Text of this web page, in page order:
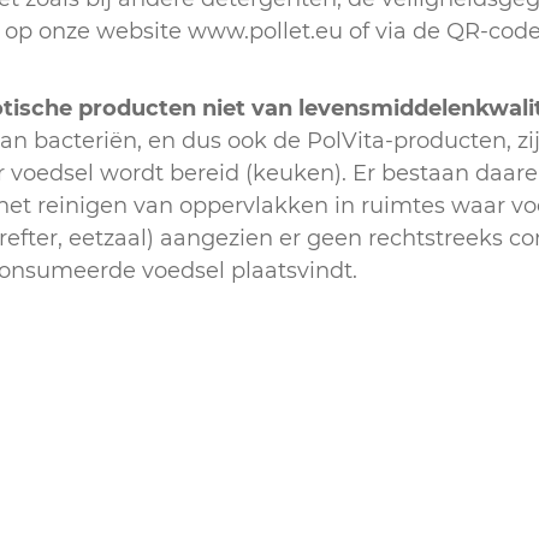
onze website www.pollet.eu of via de QR-
producten niet van
bacteriën, en dus ook de PolVita-producten,
wordt bereid (keuken). Er bestaan
reinigen van oppervlakken in ruimtes waar
eetzaal) aangezien er geen rechtstreeks
voedsel plaatsvindt.